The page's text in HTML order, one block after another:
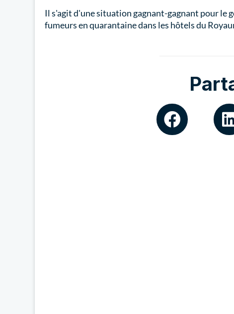
Il s'agit d'une situation gagnant-gagnant pour le
fumeurs en quarantaine dans les hôtels du